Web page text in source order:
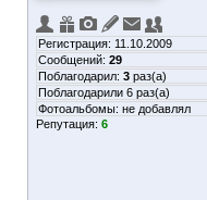
Регистрация: 11.10.2009
Сообщений: 29
Поблагодарил: 3 раз(а)
Поблагодарили 6 раз(а)
Фотоальбомы: не добавлял
Репутация: 6